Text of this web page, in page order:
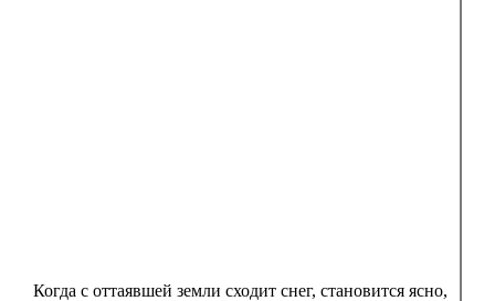
Когда с оттаявшей земли сходит снег, становится ясно,